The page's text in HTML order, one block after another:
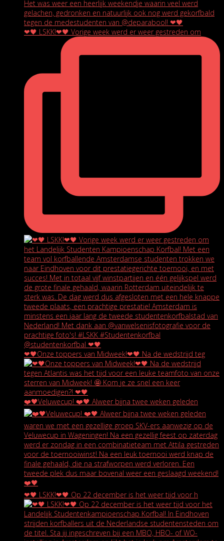
❤🖤 LSKK!❤🖤 Vorige week werd er weer gestreden om
❤🖤Onze toppers van Midweek!❤🖤 Na de wedstrijd teg
❤️🖤Veluwecup! ❤️🖤 Alweer bijna twee weken geleden
❤🖤 LSKK!❤🖤 Op 22 december is het weer tijd voor h